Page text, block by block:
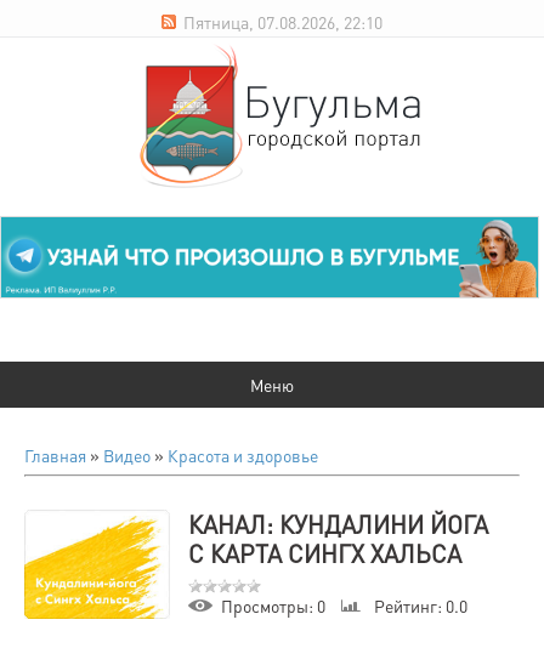
Пятница, 07.08.2026, 22:10
Главная » Видео » Красота и здоровье
КАНАЛ: КУНДАЛИНИ ЙОГА
С КАРТА СИНГХ ХАЛЬСА
Просмотры: 0 Рейтинг: 0.0